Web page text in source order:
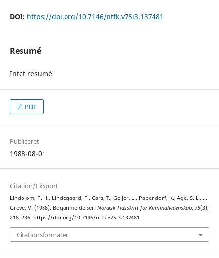
DOI: https://doi.org/10.7146/ntfk.v75i3.137481
Resumé
Intet resumé
PDF
Publiceret
1988-08-01
Citation/Eksport
Lindblom, P. H., Lindegaard, P., Cars, T., Geijer, L., Papendorf, K., Age, S. L., …
Greve, V. (1988). Boganmeldelser. Nordisk Tidsskrift for Kriminalvidenskab, 75(3),
218–236. https://doi.org/10.7146/ntfk.v75i3.137481
Citationsformater